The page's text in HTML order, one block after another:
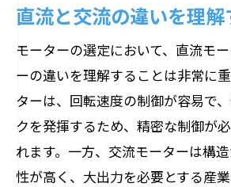
直流と交流の違いを理解
モーターの選定において、直流モ
ーの違いを理解することは非常に
ターは、回転速度の制御が容易で
クを発揮するため、精密な制御が
れます。一方、交流モーターは構
性が高く、大出力を必要とする産